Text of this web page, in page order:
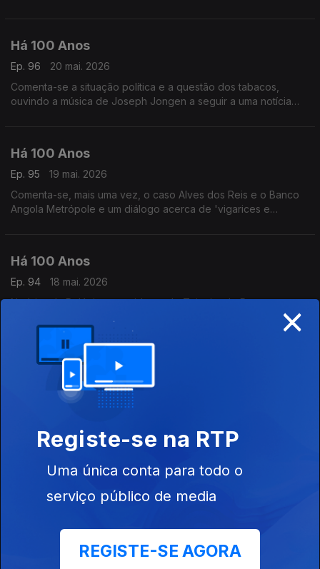
Há 100 Anos
Ep. 96
20 mai. 2026
Comenta-se a situação política e a questão dos tabacos,
ouvindo a música de Joseph Jongen a seguir a uma notícia
Há 100 Anos
Ep. 95
19 mai. 2026
Comenta-se, mais uma vez, o caso Alves dos Reis e o Banco
Angola Metrópole e um diálogo acerca de 'vigarices e
Há 100 Anos
Ep. 94
18 mai. 2026
Notícias da Polónia, um acidente de Teixeira de Pascoaese um
comentário à condução em Lisboa, ouvindo a música de Erwin
Schulhoff a segiir a uma notícia sobre um debate relacionado
Há 100 Anos
15 mai. 2026
Duas notícias internacionais e anúncios a produtos milagrosos,
intitulada 'Marcha Lenta'.
Há 100 Anos
14 mai. 2026
Comercial', ouvindo a música de Maurice Ravel.
×
Registe-se na RTP
Uma única conta para todo o
serviço público de media
REGISTE-SE AGORA